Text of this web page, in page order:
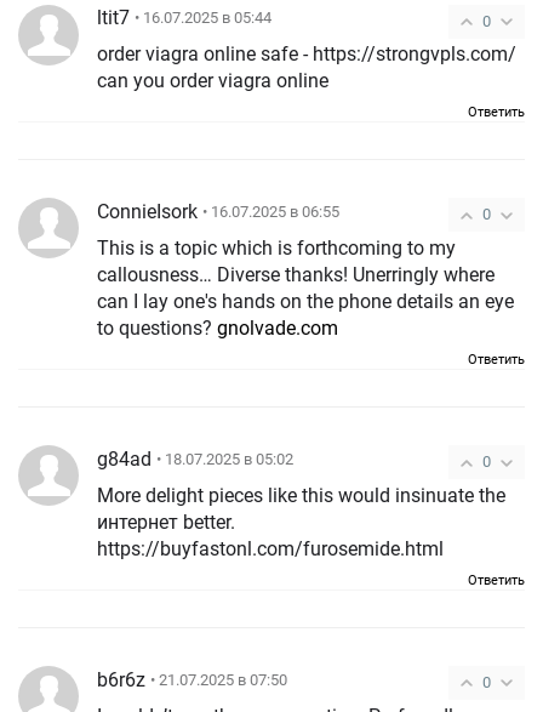
0
ltit7 • 16.07.2025 в 05:44
order viagra online safe - https://strongvpls.com/
can you order viagra online
Ответить
0
ConnieIsork • 16.07.2025 в 06:55
This is a topic which is forthcoming to my
callousness… Diverse thanks! Unerringly where
can I lay one's hands on the phone details an eye
to questions? gnolvade.com
Ответить
0
g84ad • 18.07.2025 в 05:02
More delight pieces like this would insinuate the
интернет better.
https://buyfastonl.com/furosemide.html
Ответить
0
b6r6z • 21.07.2025 в 07:50